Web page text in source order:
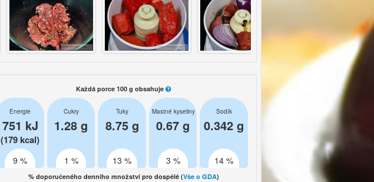
Každá porce 100 g obsahuje
Energie
751 kJ
(179 kcal)
9 %
Cukry
1.28 g
1 %
Tuky
8.75 g
13 %
Mastné kyseliny
0.67 g
3 %
Sodík
0.342 g
14 %
% doporučeného denního množství pro dospělé (Vše o GDA)